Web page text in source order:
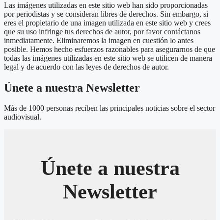
Las imágenes utilizadas en este sitio web han sido proporcionadas
por periodistas y se consideran libres de derechos. Sin embargo, si
eres el propietario de una imagen utilizada en este sitio web y crees
que su uso infringe tus derechos de autor, por favor contáctanos
inmediatamente. Eliminaremos la imagen en cuestión lo antes
posible. Hemos hecho esfuerzos razonables para asegurarnos de que
todas las imágenes utilizadas en este sitio web se utilicen de manera
legal y de acuerdo con las leyes de derechos de autor.
Únete a nuestra Newsletter
Más de 1000 personas reciben las principales noticias sobre el sector
audiovisual.
Únete a nuestra
Newsletter